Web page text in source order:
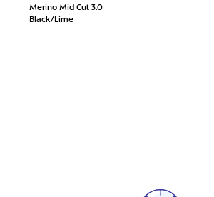
Merino Mid Cut 3.0
Black/Lime